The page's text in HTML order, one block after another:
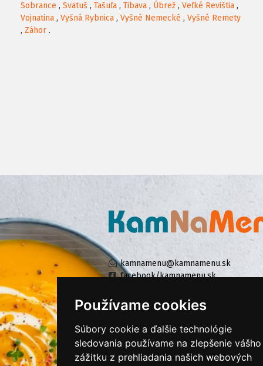
Používame cookies
Súbory cookie a ďalšie technológie
sledovania používame na zlepšenie vášho
zážitku z prehliadania našich webových
Sobrance , Svätuš , Tašuľa , Tibava , Úbrež , Veľké Revištia ,
Vojnatina , Vyšná Rybnica , Vyšné Nemecké , Vyšné Remety
, Záhor .
kamnamenu@kamnamenu.sk
facebook/kamnamenu.sk
KONTAKTUJTE NÁS